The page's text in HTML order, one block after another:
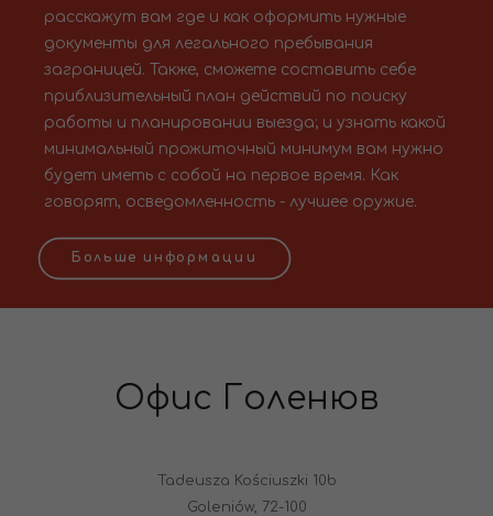
расскажут вам где и как оформить нужные
документы для легального пребывания
заграницей. Также, сможете составить себе
приблизительный план действий по поиску
работы и планировании выезда; и узнать какой
минимальный прожиточный минимум вам нужно
будет иметь с собой на первое время. Как
говорят, осведомленность - лучшее оружие.
Больше информации
Офис Голенюв
Tadeusza Kościuszki 10b
Goleniów, 72-100